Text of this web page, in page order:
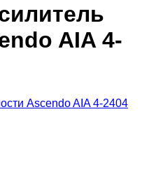
AIA 4-